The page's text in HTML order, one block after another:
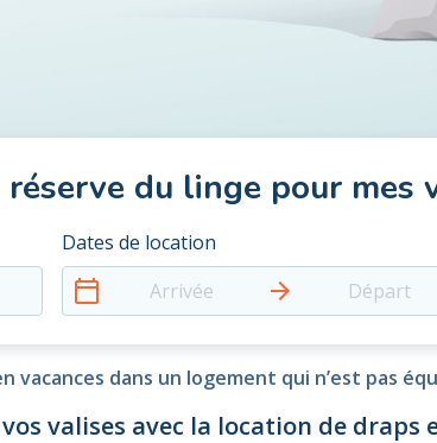
réserve du linge pour mes
Dates de location
Arrivée
Départ
vacances dans un logement qui n’est pas
valises avec la location de draps